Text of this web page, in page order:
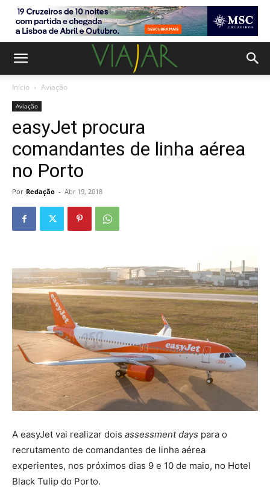
Início Aviação
Aviação
easyJet procura
comandantes de linha aérea
no Porto
Por Redação - Abr 19, 2018
A easyJet vai realizar dois assessment days para o
recrutamento de comandantes de linha aérea
experientes, nos próximos dias 9 e 10 de maio, no Hotel
Black Tulip do Porto.